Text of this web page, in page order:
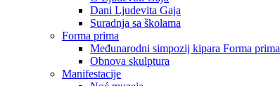
Dani Ljudevita Gaja
Suradnja sa školama
Forma prima
Međunarodni simpozij kipara Forma prima
Obnova skulptura
Manifestacije